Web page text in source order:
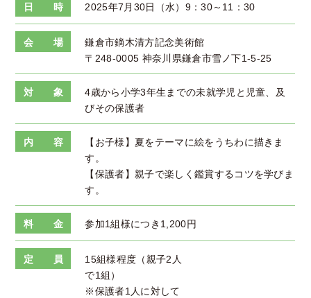
日 時 2025年7月30日（水）9：30～11：30
会 場
鎌倉市鏑木清方記念美術館
〒248-0005 神奈川県鎌倉市雪ノ下1-5-25
対 象
4歳から小学3年生までの未就学児と児童、及
びその保護者
内 容
【お子様】夏をテーマに絵をうちわに描きま
す。
【保護者】親子で楽しく鑑賞するコツを学びま
す。
料 金 参加1組様につき1,200円
定 員
15組様程度（親子2人
で1組）
※保護者1人に対して